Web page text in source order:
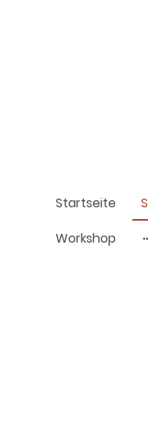
Startseite
Workshop